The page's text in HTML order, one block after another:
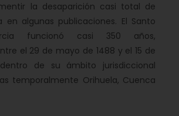
la desaparición casi total de
en algunas publicaciones. El Santo
funcionó casi 350 años,
el 29 de mayo de 1488 y el 15 de
de su ámbito jurisdiccional
temporalmente Orihuela, Cuenca